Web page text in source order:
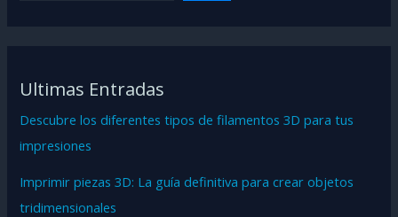
Ultimas Entradas
Descubre los diferentes tipos de filamentos 3D para tus
impresiones
Imprimir piezas 3D: La guía definitiva para crear objetos
tridimensionales